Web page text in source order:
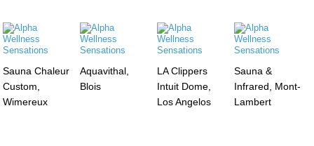
Sauna Chaleur
Custom,
Wimereux
Aquavithal,
Blois
LA Clippers
Intuit Dome,
Los Angelos
Sauna &
Infrared, Mont-
Lambert